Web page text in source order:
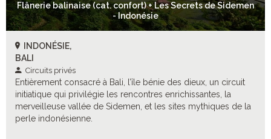
Flânerie balinaise (cat. confort) + Les Secrets de Sidemen
- Indonésie
INDONÉSIE,
BALI
Circuits privés
Entièrement consacré à Bali, l’île bénie des dieux, un circuit
initiatique qui privilégie les rencontres enrichissantes, la
merveilleuse vallée de Sidemen, et les sites mythiques de la
perle indonésienne.